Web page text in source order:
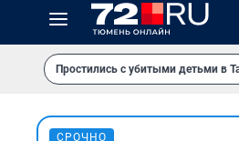
Простились с убитыми детьми в
СРОЧНО